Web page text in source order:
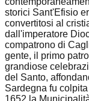
storici Sant'Efisio
convertitosi al
dall'imperatore
compatrono di
gente, il primo
grandiose
del Santo,
Sardegna fu
1652 la